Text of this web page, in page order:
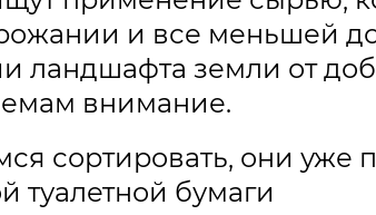
и все меньшей
ландшафта земли от
внимание.
сортировать, они уже
туалетной бумаги